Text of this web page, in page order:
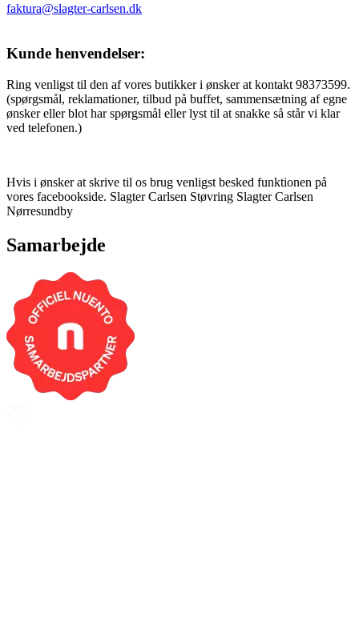
faktura@slagter-carlsen.dk
Kunde henvendelser:
Ring venligst til den af vores butikker i ønsker at kontakt 98373599.
(spørgsmål, reklamationer, tilbud på buffet, sammensætning af egne
ønsker eller blot har spørgsmål eller lyst til at snakke så står vi klar
ved telefonen.)
Hvis i ønsker at skrive til os brug venligst besked funktionen på
vores facebookside. Slagter Carlsen Støvring Slagter Carlsen
Nørresundby
Samarbejde